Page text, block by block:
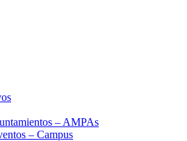
– AMPAs
– Campus